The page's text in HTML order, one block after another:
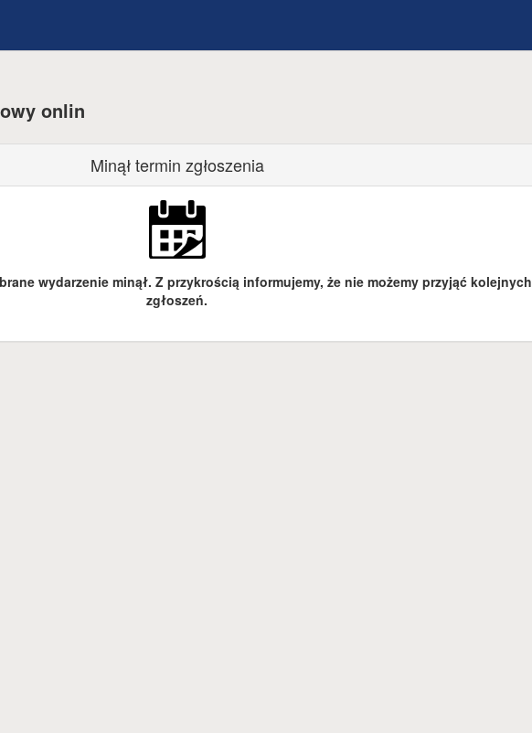
onlin
Minął termin zgłoszenia
wydarzenie minął. Z przykrością informujemy, że nie możemy przyjąć kolejnych
zgłoszeń.